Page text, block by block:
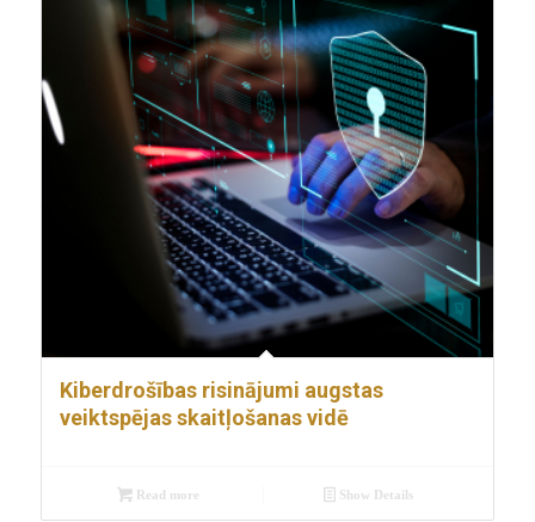
Kiberdrošības risinājumi augstas
veiktspējas skaitļošanas vidē
Read more Show Details